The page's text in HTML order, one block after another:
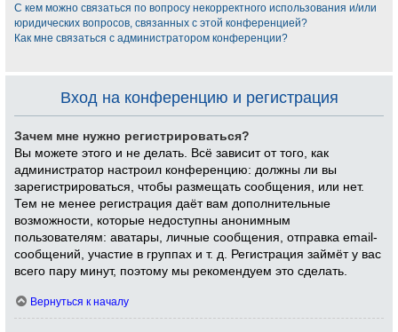
С кем можно связаться по вопросу некорректного использования и/или
юридических вопросов, связанных с этой конференцией?
Как мне связаться с администратором конференции?
Вход на конференцию и регистрация
Зачем мне нужно регистрироваться?
Вы можете этого и не делать. Всё зависит от того, как
администратор настроил конференцию: должны ли вы
зарегистрироваться, чтобы размещать сообщения, или нет.
Тем не менее регистрация даёт вам дополнительные
возможности, которые недоступны анонимным
пользователям: аватары, личные сообщения, отправка email-
сообщений, участие в группах и т. д. Регистрация займёт у вас
всего пару минут, поэтому мы рекомендуем это сделать.
Вернуться к началу